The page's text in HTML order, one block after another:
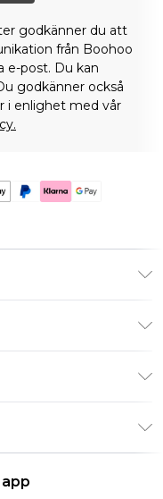
godkänner du att
från Boohoo
e-post. Du kan
godkänner också
i enlighet med vår